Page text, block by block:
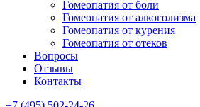
Гомеопатия от боли
Гомеопатия от алкоголизма
Гомеопатия от курения
Гомеопатия от отеков
Вопросы
Отзывы
Контакты